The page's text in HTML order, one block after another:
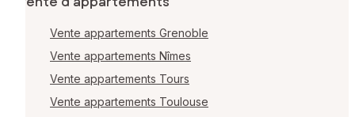
Vente appartements Grenoble
Vente appartements Nîmes
Vente appartements Tours
Vente appartements Toulouse